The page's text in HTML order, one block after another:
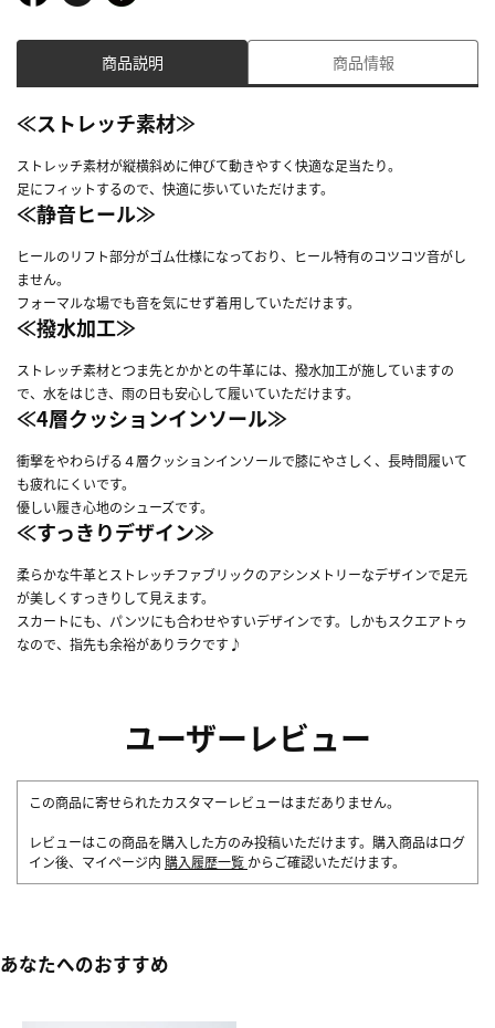
商品説明 商品情報
≪ストレッチ素材≫
ストレッチ素材が縦横斜めに伸びて動きやすく快適な足当たり。
足にフィットするので、快適に歩いていただけます。
≪静音ヒール≫
ヒールのリフト部分がゴム仕様になっており、ヒール特有のコツコツ音がし
ません。
フォーマルな場でも音を気にせず着用していただけます。
≪撥水加工≫
ストレッチ素材とつま先とかかとの牛革には、撥水加工が施していますの
で、水をはじき、雨の日も安心して履いていただけます。
≪4層クッションインソール≫
衝撃をやわらげる４層クッションインソールで膝にやさしく、長時間履いて
も疲れにくいです。
優しい履き心地のシューズです。
≪すっきりデザイン≫
柔らかな牛革とストレッチファブリックのアシンメトリーなデザインで足元
が美しくすっきりして見えます。
スカートにも、パンツにも合わせやすいデザインです。しかもスクエアトゥ
なので、指先も余裕がありラクです♪
ユーザーレビュー
この商品に寄せられたカスタマーレビューはまだありません。
レビューはこの商品を購入した方のみ投稿いただけます。購入商品はログ
イン後、マイページ内 購入履歴一覧 からご確認いただけます。
あなたへのおすすめ